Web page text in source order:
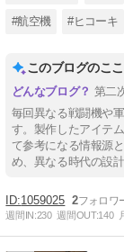
#航空機 #ヒコーキ
このブログのこ
第二
毎回異なる戦闘機や
す。製作したアイテ
て参考になる情報源
め、異なる時代の設
1059025 2
週間IN:230 週間OUT:140